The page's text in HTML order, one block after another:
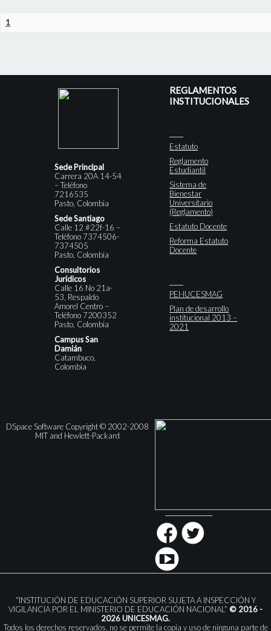
1
Sede Principal
Carrera 20A 14-54
– Teléfono
7216535
Pasto, Colombia
Sede Santiago
Calle 12 #22f-16 –
Teléfono 7374506-
7374505
Pasto, Colombia
Consultorios
Jurídicos
Calle 16 No 21a-
53, Respaldo
Amorel Centro –
Teléfono 7200352
Pasto, Colombia
Campus San
Damián
Catambuco,
Colombia
REGLAMENTOS
INSTITUCIONALES
Estatuto
Reglamento
Estudiantil
Sistema de
Bienestar
Universitario
(Reglamento)
Estatuto Docente
Reforma Estatuto
Docente
PEI-IUCESMAG
Plan de desarrollo
institucional 2013 –
2021
DSpace Software Copyright © 2002-2008
MIT and Hewlett-Packard
“INSTITUCIÓN DE EDUCACIÓN SUPERIOR SUJETA A INSPECCIÓN Y
VIGILANCIA POR EL MINISTERIO DE EDUCACIÓN NACIONAL” © 2016 -
2026 UNICESMAG.
Todos los derechos reservados, no se permite la copia y uso de ninguna parte de